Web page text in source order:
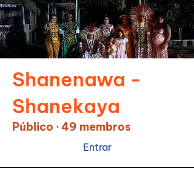
Shanenawa -
Shanekaya
Público ·49 membros
Entrar